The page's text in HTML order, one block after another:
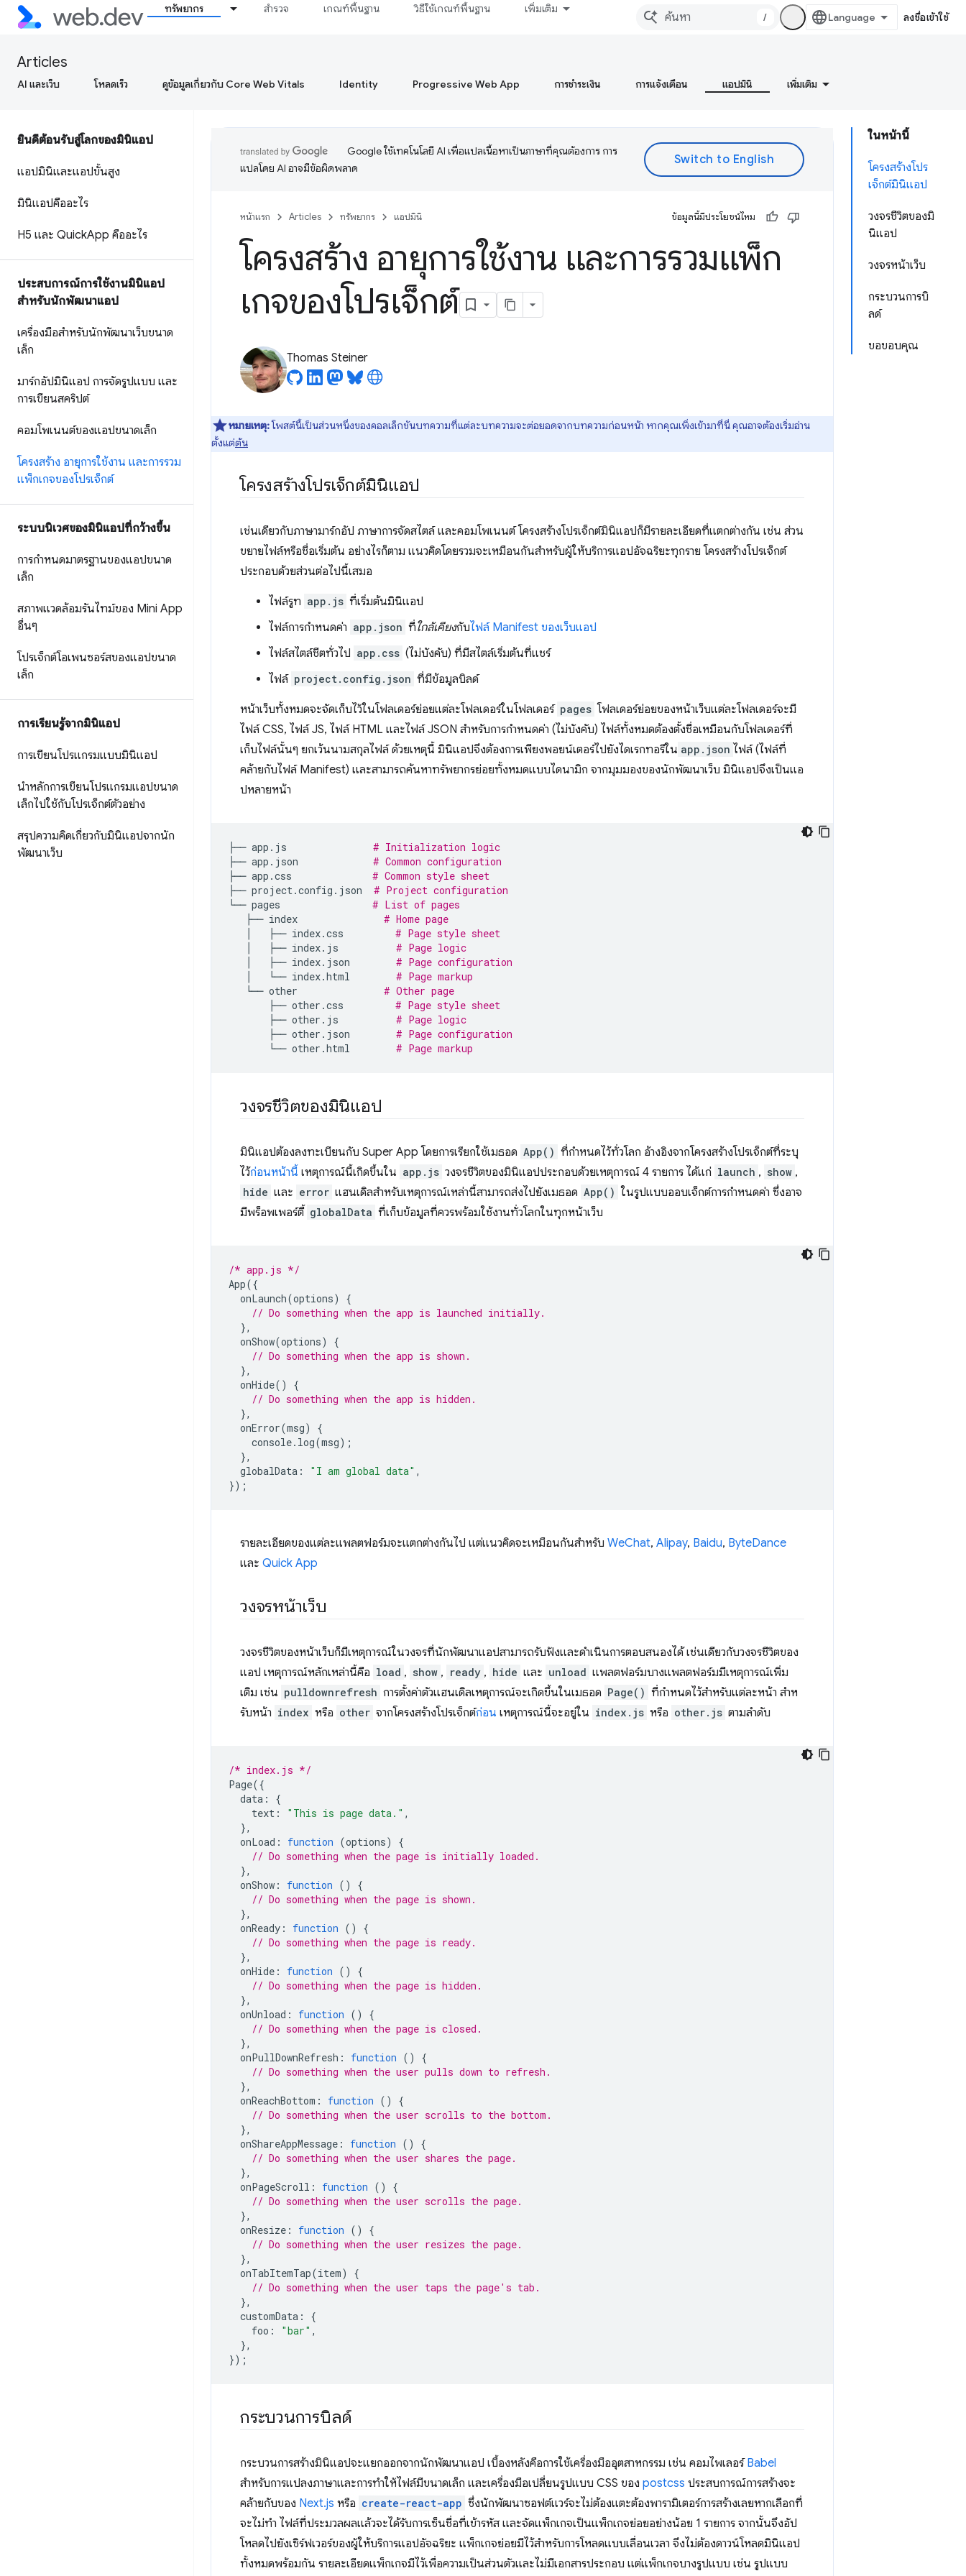
ทรัพยากร สำรวจ เกณฑ์พื้นฐาน วิธีใช้เกณฑ์พื้นฐาน เพิ่มเติม
/ ลงชื่อเข้าใช้
Articles
AI และเว็บ โหลดเร็ว ดูข้อมูลเกี่ยวกับ Core Web Vitals Identity Progressive Web App การชำระเงิน การแจ้งเตือน แอปมินิ เพิ่มเติม
ยินดีต้อนรับสู่โลกของมินิแอป
แอปมินิและแอปขั้นสูง
มินิแอปคืออะไร
H5 และ QuickApp คืออะไร
ประสบการณ์การใช้งานมินิแอป
สำหรับนักพัฒนาแอป
เครื่องมือสำหรับนักพัฒนาเว็บขนาด
เล็ก
มาร์กอัปมินิแอป การจัดรูปแบบ และ
การเขียนสคริปต์
คอมโพเนนต์ของแอปขนาดเล็ก
โครงสร้าง อายุการใช้งาน และการรวม
แพ็กเกจของโปรเจ็กต์
ระบบนิเวศของมินิแอปที่กว้างขึ้น
การกำหนดมาตรฐานของแอปขนาด
เล็ก
สภาพแวดล้อมรันไทม์ของ Mini App
อื่นๆ
โปรเจ็กต์โอเพนซอร์สของแอปขนาด
เล็ก
การเรียนรู้จากมินิแอป
การเขียนโปรแกรมแบบมินิแอป
นำหลักการเขียนโปรแกรมแอปขนาด
เล็กไปใช้กับโปรเจ็กต์ตัวอย่าง
สรุปความคิดเกี่ยวกับมินิแอปจากนัก
พัฒนาเว็บ
ในหน้านี้
โครงสร้างโปร
เจ็กต์มินิแอป
วงจรชีวิตของมิ
นิแอป
วงจรหน้าเว็บ
กระบวนการบิ
ลด์
ขอขอบคุณ
Google ใช้เทคโนโลยี AI เพื่อแปลเนื้อหาเป็นภาษาที่คุณต้องการ การ
แปลโดย AI อาจมีข้อผิดพลาด
หน้าแรก Articles ทรัพยากร แอปมินิ ข้อมูลนี้มีประโยชน์ไหม
โครงสร้าง อายุการใช้งาน และการรวมแพ็ก
เกจของโปรเจ็กต์
Thomas Steiner
หมายเหตุ:โพสต์นี้เป็นส่วนหนึ่งของคอลเล็กชันบทความที่แต่ละบทความจะต่อยอดจากบทความก่อนหน้า หากคุณเพิ่งเข้ามาที่นี่ คุณอาจต้องเริ่มอ่าน
ตั้งแต่ต้น
โครงสร้างโปรเจ็กต์มินิแอป
เช่นเดียวกับภาษามาร์กอัป ภาษาการจัดสไตล์ และคอมโพเนนต์ โครงสร้างโปรเจ็กต์มินิแอปก็มีรายละเอียดที่แตกต่างกัน เช่น ส่วน
ขยายไฟล์หรือชื่อเริ่มต้น อย่างไรก็ตาม แนวคิดโดยรวมจะเหมือนกันสำหรับผู้ให้บริการแอปอัจฉริยะทุกราย โครงสร้างโปรเจ็กต์
ประกอบด้วยส่วนต่อไปนี้เสมอ
ไฟล์รูท app.js ที่เริ่มต้นมินิแอป
ไฟล์การกําหนดค่า app.json ที่ใกล้เคียงกับไฟล์ Manifest ของเว็บแอป
ไฟล์สไตล์ชีตทั่วไป app.css (ไม่บังคับ) ที่มีสไตล์เริ่มต้นที่แชร์
ไฟล์ project.config.json ที่มีข้อมูลบิลด์
หน้าเว็บทั้งหมดจะจัดเก็บไว้ในโฟลเดอร์ย่อยแต่ละโฟลเดอร์ในโฟลเดอร์ pages โฟลเดอร์ย่อยของหน้าเว็บแต่ละโฟลเดอร์จะมี
ไฟล์ CSS, ไฟล์ JS, ไฟล์ HTML และไฟล์ JSON สำหรับการกําหนดค่า (ไม่บังคับ) ไฟล์ทั้งหมดต้องตั้งชื่อเหมือนกับโฟลเดอร์ที่
เก็บไฟล์นั้นๆ ยกเว้นนามสกุลไฟล์ ด้วยเหตุนี้ มินิแอปจึงต้องการเพียงพอยน์เตอร์ไปยังไดเรกทอรีใน app.json ไฟล์ (ไฟล์ที่
คล้ายกับไฟล์ Manifest) และสามารถค้นหาทรัพยากรย่อยทั้งหมดแบบไดนามิก จากมุมมองของนักพัฒนาเว็บ มินิแอปจึงเป็นแอ
ปหลายหน้า
├── app.js
# Initialization logic
├── app.json
# Common configuration
├── app.css
# Common style sheet
├── project.config.json
# Project configuration
└── pages
# List of pages
├── index
# Home page
├── index.css
# Page style sheet
├── index.js
# Page logic
├── index.json
# Page configuration
└── index.html
# Page markup
└── other
# Other page
├── other.css
# Page style sheet
├── other.js
# Page logic
├── other.json
# Page configuration
└── other.html # Page markup
วงจรชีวิตของมินิแอป
มินิแอปต้องลงทะเบียนกับ Super App โดยการเรียกใช้เมธอด App() ที่กําหนดไว้ทั่วโลก อ้างอิงจากโครงสร้างโปรเจ็กต์ที่ระบุ
ไว้ก่อนหน้านี้ เหตุการณ์นี้เกิดขึ้นใน app.js วงจรชีวิตของมินิแอปประกอบด้วยเหตุการณ์ 4 รายการ ได้แก่ launch , show ,
hide และ error แฮนเดิลสําหรับเหตุการณ์เหล่านี้สามารถส่งไปยังเมธอด App() ในรูปแบบออบเจ็กต์การกําหนดค่า ซึ่งอาจ
มีพร็อพเพอร์ตี้ globalData ที่เก็บข้อมูลที่ควรพร้อมใช้งานทั่วโลกในทุกหน้าเว็บ
/* app.js */
App({
onLaunch(options)
{
// Do something when the app is launched initially.
},
onShow(options)
{
// Do something when the app is shown.
},
onHide()
{
// Do something when the app is hidden.
},
onError(msg)
{
console. log(msg);
},
globalData : "I am global data" ,
});
รายละเอียดของแต่ละแพลตฟอร์มจะแตกต่างกันไป แต่แนวคิดจะเหมือนกันสำหรับ WeChat, Alipay, Baidu, ByteDance
และ Quick App
วงจรหน้าเว็บ
วงจรชีวิตของหน้าเว็บก็มีเหตุการณ์ในวงจรที่นักพัฒนาแอปสามารถรับฟังและดำเนินการตอบสนองได้ เช่นเดียวกับวงจรชีวิตของ
แอป เหตุการณ์หลักเหล่านี้คือ load , show , ready , hide และ unload แพลตฟอร์มบางแพลตฟอร์มมีเหตุการณ์เพิ่ม
เติม เช่น pulldownrefresh การตั้งค่าตัวแฮนเดิลเหตุการณ์จะเกิดขึ้นในเมธอด Page() ที่กําหนดไว้สําหรับแต่ละหน้า สําห
รับหน้า index หรือ other จากโครงสร้างโปรเจ็กต์ก่อน เหตุการณ์นี้จะอยู่ใน index.js หรือ other.js ตามลําดับ
/* index.js */
Page({
data :
{
text : "This is page data." ,
},
onLoad : function (options)
{
// Do something when the page is initially loaded.
},
onShow : function ()
{
// Do something when the page is shown.
},
onReady : function ()
{
// Do something when the page is ready.
},
onHide : function ()
{
// Do something when the page is hidden.
},
onUnload : function ()
{
// Do something when the page is closed.
},
onPullDownRefresh : function ()
{
// Do something when the user pulls down to refresh.
},
onReachBottom : function ()
{
// Do something when the user scrolls to the bottom.
},
onShareAppMessage : function ()
{
// Do something when the user shares the page.
},
onPageScroll : function ()
{
// Do something when the user scrolls the page.
},
onResize : function ()
{
// Do something when the user resizes the page.
},
onTabItemTap(item)
{
// Do something when the user taps the page's tab.
},
customData :
{
foo : "bar" ,
},
});
กระบวนการบิลด์
กระบวนการสร้างมินิแอปจะแยกออกจากนักพัฒนาแอป เบื้องหลังคือการใช้เครื่องมืออุตสาหกรรม เช่น คอมไพเลอร์Babel
สำหรับการแปลงภาษาและการทำให้ไฟล์มีขนาดเล็ก และเครื่องมือเปลี่ยนรูปแบบ CSS ของ postcss ประสบการณ์การสร้างจะ
คล้ายกับของ Next.js หรือ create-react-app ซึ่งนักพัฒนาซอฟต์แวร์จะไม่ต้องแตะต้องพารามิเตอร์การสร้างเลยหากเลือกที่
จะไม่ทำ ไฟล์ที่ประมวลผลแล้วจะได้รับการเซ็นชื่อที่เข้ารหัส และจัดแพ็กเกจเป็นแพ็กเกจย่อยอย่างน้อย 1 รายการ จากนั้นจึงอัป
โหลดไปยังเซิร์ฟเวอร์ของผู้ให้บริการแอปอัจฉริยะ แพ็กเกจย่อยมีไว้สำหรับการโหลดแบบเลื่อนเวลา จึงไม่ต้องดาวน์โหลดมินิแอป
ทั้งหมดพร้อมกัน รายละเอียดแพ็กเกจมีไว้เพื่อความเป็นส่วนตัวและไม่มีเอกสารประกอบ แต่แพ็กเกจบางรูปแบบ เช่น รูปแบบ